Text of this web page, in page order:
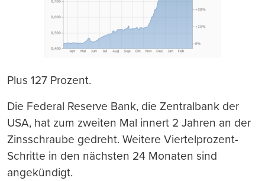
Plus 127 Prozent.
Die Federal Reserve Bank, die Zentralbank der
USA, hat zum zweiten Mal innert 2 Jahren an der
Zinsschraube gedreht. Weitere Viertelprozent-
Schritte in den nächsten 24 Monaten sind
angekündigt.